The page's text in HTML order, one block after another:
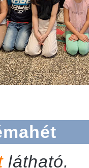
látható.